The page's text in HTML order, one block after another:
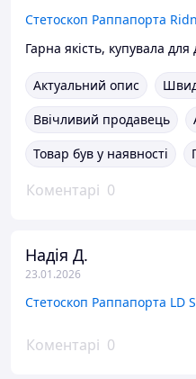
Гарна якість, купувала
Актуальний опис
Ввічливий продавець
Товар був у наявності
Коментарі 0
Надія Д.
23.01.2026
Коментарі 0